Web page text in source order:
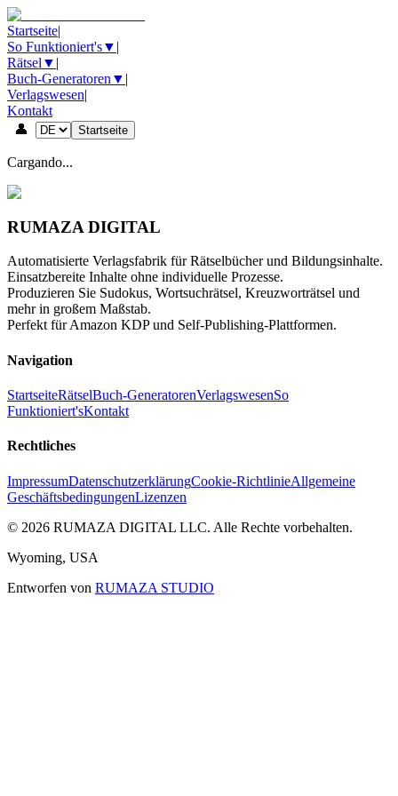
Startseite|
So Funktioniert's▼ |
Rätsel ▼ |
Buch-Generatoren ▼ |
Verlagswesen|
Kontakt
👤
Startseite
Cargando...
RUMAZA DIGITAL
Automatisierte Verlagsfabrik für Rätselbücher und Bildungsinhalte.
Einsatzbereite Inhalte ohne individuelle Prozesse.
Produzieren Sie Sudokus, Wortsuchrätsel, Kreuzworträtsel und
mehr in großem Maßstab.
Perfekt für Amazon KDP und Self-Publishing-Plattformen.
Navigation
StartseiteRätselBuch-GeneratorenVerlagswesenSo
Funktioniert'sKontakt
Rechtliches
ImpressumDatenschutzerklärungCookie-RichtlinieAllgemeine
GeschäftsbedingungenLizenzen
© 2026 RUMAZA DIGITAL LLC. Alle Rechte vorbehalten.
Wyoming, USA
Entworfen von RUMAZA STUDIO